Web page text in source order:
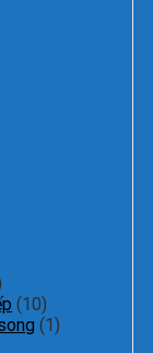
(10)
(1)